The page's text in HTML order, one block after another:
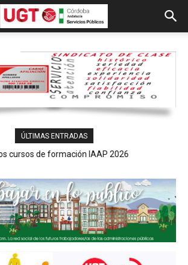
ÚLTIMAS ENTRADAS
cursos de formación IAAP 2026